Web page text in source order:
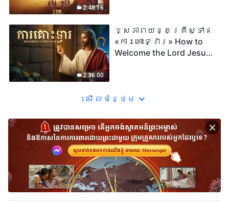
2:48:16
2:36:00
ខ្សែភាពយន្តគ្រីស្ទាន
«ការគោះទ្វារ» How to
Welcome the Lord Jesus'
មើល​​បន្ថែម​